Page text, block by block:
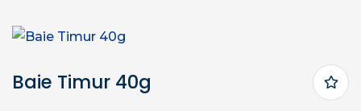
Baie Timur 40g